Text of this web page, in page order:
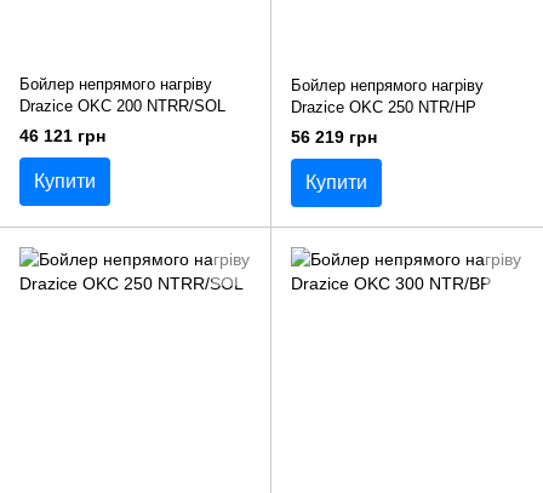
Бойлер непрямого нагріву
Drazice OKC 200 NTRR/SOL
46 121 грн
Купити
Бойлер непрямого нагріву
Drazice OKC 250 NTR/HP
56 219 грн
Купити